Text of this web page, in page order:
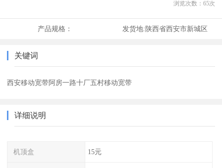
浏览次数： 65次
产品规格： 发货地:陕西省西安市新城区
关键词
西安移动宽带阿房一路十厂五村移动宽带
详细说明
机顶盒 15元